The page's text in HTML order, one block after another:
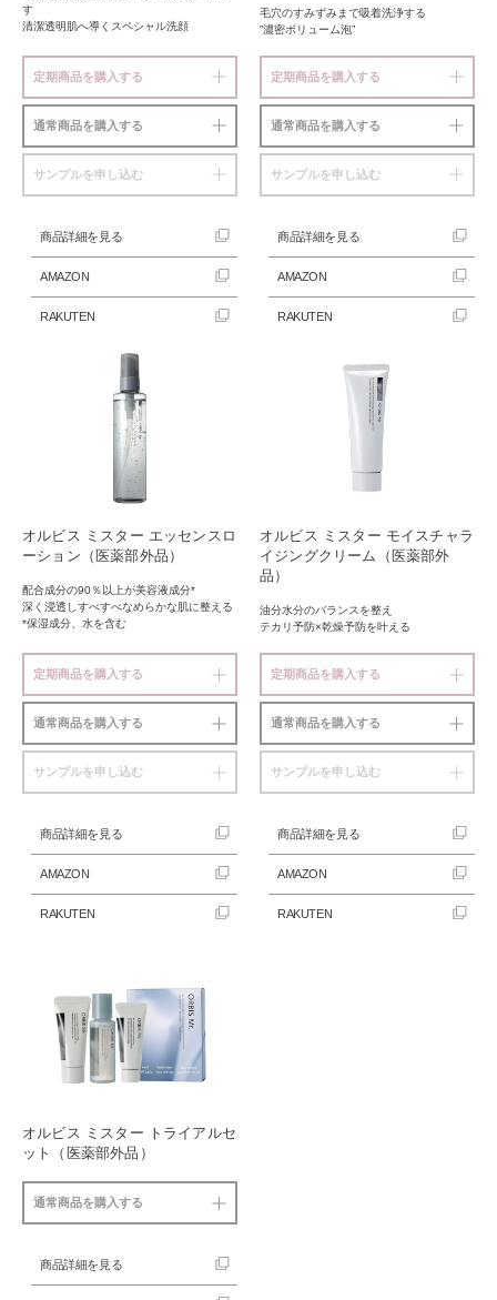
す
清潔透明肌へ導くスペシャル洗顔
定期商品を購入する
通常商品を購入する
サンプルを申し込む
商品詳細を見る
AMAZON
RAKUTEN
毛穴のすみずみまで吸着洗浄する
”濃密ボリューム泡”
定期商品を購入する
通常商品を購入する
サンプルを申し込む
商品詳細を見る
AMAZON
RAKUTEN
オルビス ミスター エッセンスロ
ーション（医薬部外品）
配合成分の90％以上が美容液成分*
深く浸透しすべすべなめらかな肌に整える
*保湿成分、水を含む
定期商品を購入する
通常商品を購入する
サンプルを申し込む
商品詳細を見る
AMAZON
RAKUTEN
オルビス ミスター モイスチャラ
イジングクリーム（医薬部外
品）
油分水分のバランスを整え
テカリ予防×乾燥予防を叶える
定期商品を購入する
通常商品を購入する
サンプルを申し込む
商品詳細を見る
AMAZON
RAKUTEN
オルビス ミスター トライアルセ
ット（医薬部外品）
通常商品を購入する
商品詳細を見る